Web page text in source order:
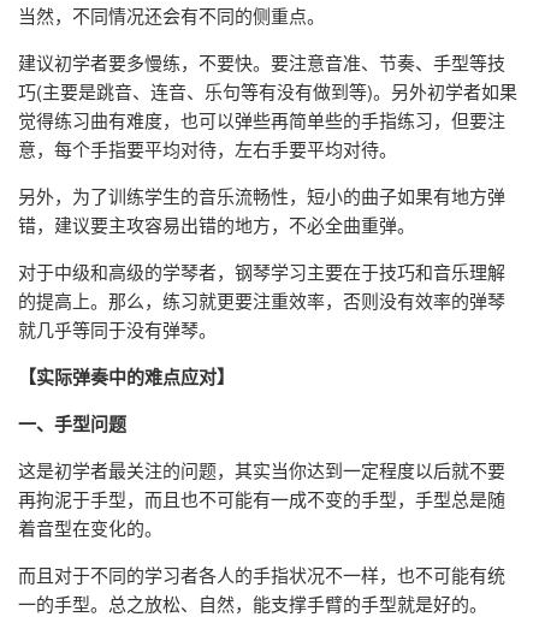
当然，不同情况还会有不同的侧重点。
建议初学者要多慢练，不要快。要注意音准、节奏、手型等技
巧(主要是跳音、连音、乐句等有没有做到等)。另外初学者如果
觉得练习曲有难度，也可以弹些再简单些的手指练习，但要注
意，每个手指要平均对待，左右手要平均对待。
另外，为了训练学生的音乐流畅性，短小的曲子如果有地方弹
错，建议要主攻容易出错的地方，不必全曲重弹。
对于中级和高级的学琴者，钢琴学习主要在于技巧和音乐理解
的提高上。那么，练习就更要注重效率，否则没有效率的弹琴
就几乎等同于没有弹琴。
【实际弹奏中的难点应对】
一、手型问题
这是初学者最关注的问题，其实当你达到一定程度以后就不要
再拘泥于手型，而且也不可能有一成不变的手型，手型总是随
着音型在变化的。
而且对于不同的学习者各人的手指状况不一样，也不可能有统
一的手型。总之放松、自然，能支撑手臂的手型就是好的。